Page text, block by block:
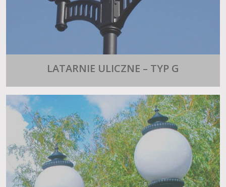
LATARNIE ULICZNE – TYP G